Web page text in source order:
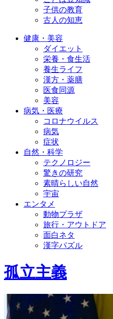
子供の教育
古人の知恵
健康・美容
ダイエット
栄養・食生活
養生ライフ
漢方・薬膳
医食同源
美容
病気・医療
コロナウイルス
病気
症状
自然・科学
テクノロジー
驚きの研究
素晴らしい自然
宇宙
エンタメ
動物プラザ
旅行・アウトドア
面白ネタ
漢字パズル
孤立主義